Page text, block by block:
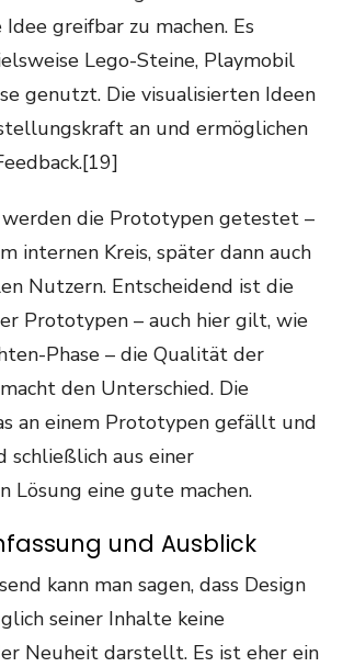
greifbar zu machen. Es
Lego-Steine, Playmobil
genutzt. Die visualisierten Ideen
an und ermöglichen
die Prototypen getestet –
internen Kreis, später dann auch
Nutzern. Entscheidend ist die
Prototypen – auch hier gilt, wie
Phase – die Qualität der
den Unterschied. Die
an einem Prototypen gefällt und
schließlich aus einer
Lösung eine gute machen.
und Ausblick
kann man sagen, dass Design
seiner Inhalte keine
Neuheit darstellt. Es ist eher ein